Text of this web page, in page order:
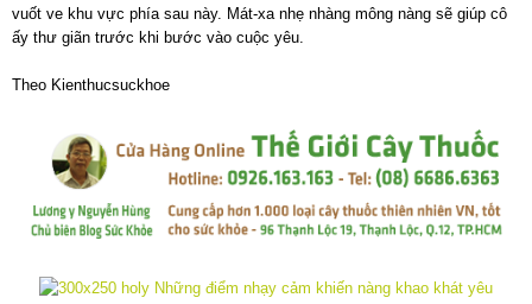
vuốt ve khu vực phía sau này. Mát-xa nhẹ nhàng mông nàng sẽ giúp cô
ấy thư giãn trước khi bước vào cuộc yêu.
Theo Kienthucsuckhoe